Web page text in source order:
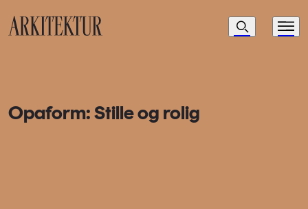
Navigasjon
Søk Meny
Opaform: Stille og rolig